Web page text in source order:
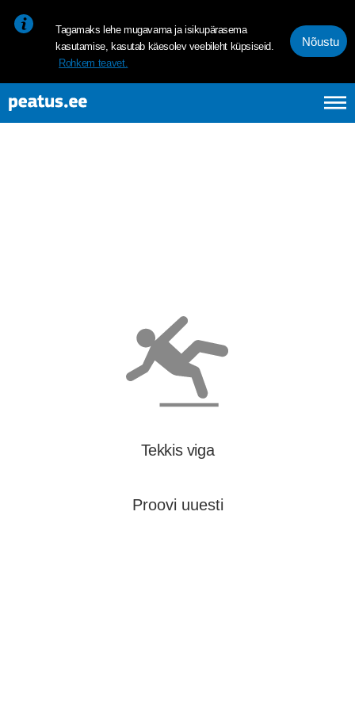
Tagamaks lehe mugavama ja isikupärasema
kasutamise, kasutab käesolev veebileht küpsiseid.
Rohkem teavet.
Nõustu
Tekkis viga
Proovi uuesti